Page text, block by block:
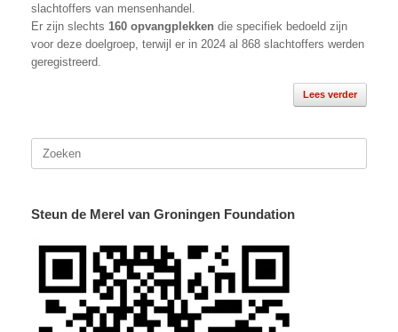
slachtoffers van mensenhandel.
Er zijn slechts 160 opvangplekken die specifiek bedoeld zijn
voor deze doelgroep, terwijl er in 2024 al 868 slachtoffers werden
geregistreerd.
Lees verder
Steun de Merel van Groningen Foundation